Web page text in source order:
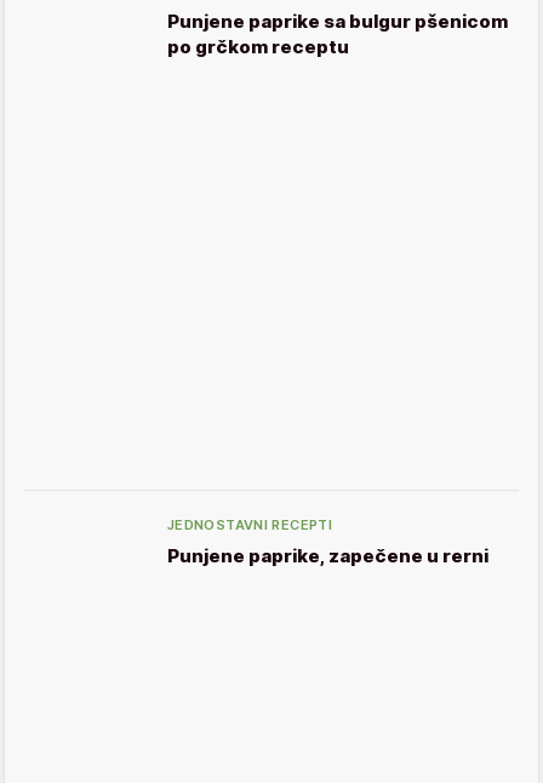
Punjene paprike sa bulgur pšenicom
po grčkom receptu
JEDNOSTAVNI RECEPTI
Punjene paprike, zapečene u rerni